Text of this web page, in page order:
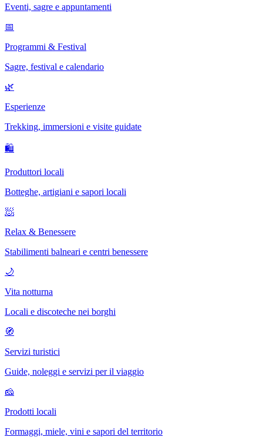
Eventi, sagre e appuntamenti
📅
Programmi & Festival
Sagre, festival e calendario
🌿
Esperienze
Trekking, immersioni e visite guidate
🛍
Produttori locali
Botteghe, artigiani e sapori locali
🧖
Relax & Benessere
Stabilimenti balneari e centri benessere
🌙
Vita notturna
Locali e discoteche nei borghi
🧭
Servizi turistici
Guide, noleggi e servizi per il viaggio
🧀
Prodotti locali
Formaggi, miele, vini e sapori del territorio